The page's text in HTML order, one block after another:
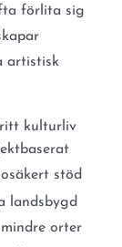
förlita sig
artistisk
kulturliv
stöd
landsbygd
orter